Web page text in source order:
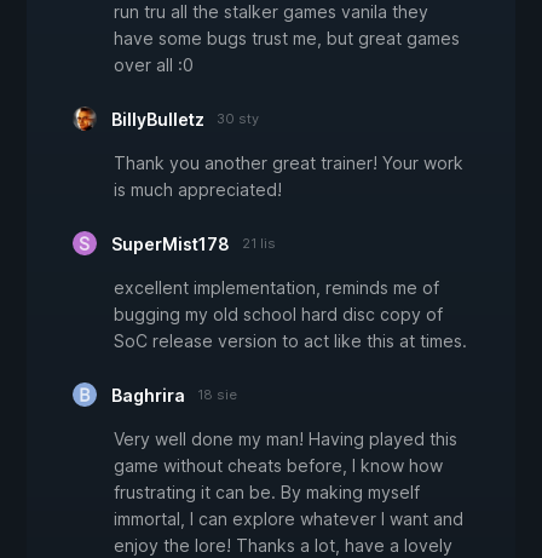
run tru all the stalker games vanila they
have some bugs trust me, but great games
over all :0
BillyBulletz 30 sty
Thank you another great trainer! Your work
is much appreciated!
SuperMist178 21 lis
excellent implementation, reminds me of
bugging my old school hard disc copy of
SoC release version to act like this at times.
Baghrira 18 sie
Very well done my man! Having played this
game without cheats before, I know how
frustrating it can be. By making myself
immortal, I can explore whatever I want and
enjoy the lore! Thanks a lot, have a lovely